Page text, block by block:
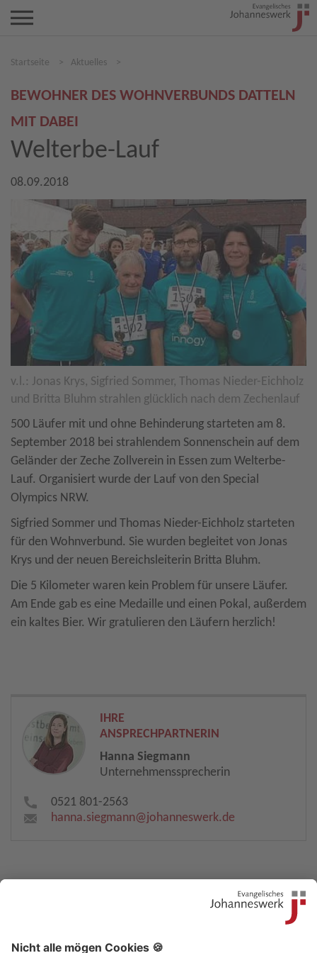
Startseite > Aktuelles >
BEWOHNER DES WOHNVERBUNDS DATTELN
MIT DABEI
Welterbe-Lauf
08.09.2018
v.l.: Jonas Krys, Sigfried Sommer, Thomas Nieder-Eichholz
und Britta Bluhm strahlen glücklich nach dem Zechenlauf
500 Läufer mit und ohne Behinderung starteten am 8.
September 2018 bei strahlendem Sonnenschein auf dem
Geländer der Zeche Zollverein in Essen zum Welterbe-
Lauf. Organisiert wurde der Lauf von den Special
Olympics NRW.
Sigfried Sommer und Thomas Nieder-Eichholz starteten
für den Wohnverbund. Sie wurden begleitet von Jonas
Krys und der neuen Bereichsleiterin Britta Bluhm.
Die 5 Kilometer waren kein Problem für unsere Läufer.
Am Ende gab es eine Medaille und einen Pokal, außerdem
ein kaltes Bier. Wir gratulieren den Läufern herzlich!
IHRE
ANSPRECHPARTNERIN
Hanna Siegmann
Unternehmenssprecherin
0521 801-2563
hanna.siegmann​@johanneswerk.de